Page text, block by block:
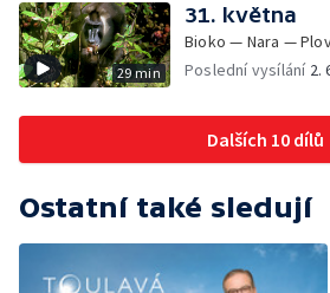
29 min
31. května
Bioko — Nara —
Poslední vysílání 2.
Dalších 10 dílů
Ostatní také sledují